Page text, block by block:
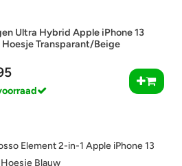
Ultra Hybrid Apple iPhone 13
Hoesje Transparant/Beige